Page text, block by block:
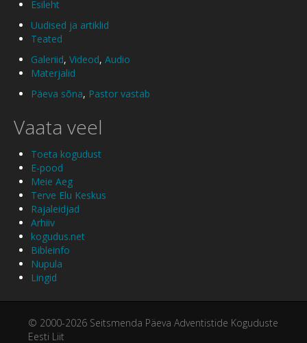
Esileht
Uudised ja artiklid
Teated
Galeriid, Videod, Audio
Materjalid
Päeva sõna, Pastor vastab
Vaata veel
Toeta kogudust
E-pood
Meie Aeg
Terve Elu Keskus
Rajaleidjad
Arhiiv
kogudus.net
Bibleinfo
Nupula
Lingid
© 2000-2026 Seitsmenda Päeva Adventistide Koguduste
Eesti Liit